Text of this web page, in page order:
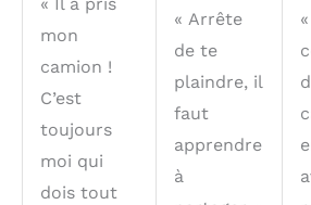
mon
camion !
C’est
toujours
moi qui
dois tout
« Arrête
de te
plaindre, il
faut
apprendre
à